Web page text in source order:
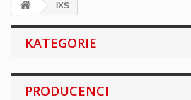
IXS
KATEGORIE
PRODUCENCI